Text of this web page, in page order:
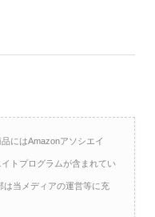
にはAmazonアソシエイ
トプログラムが含まれてい
は当メディアの運営等に充